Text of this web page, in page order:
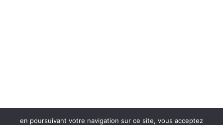
en poursuivant votre navigation sur ce site, vous acceptez